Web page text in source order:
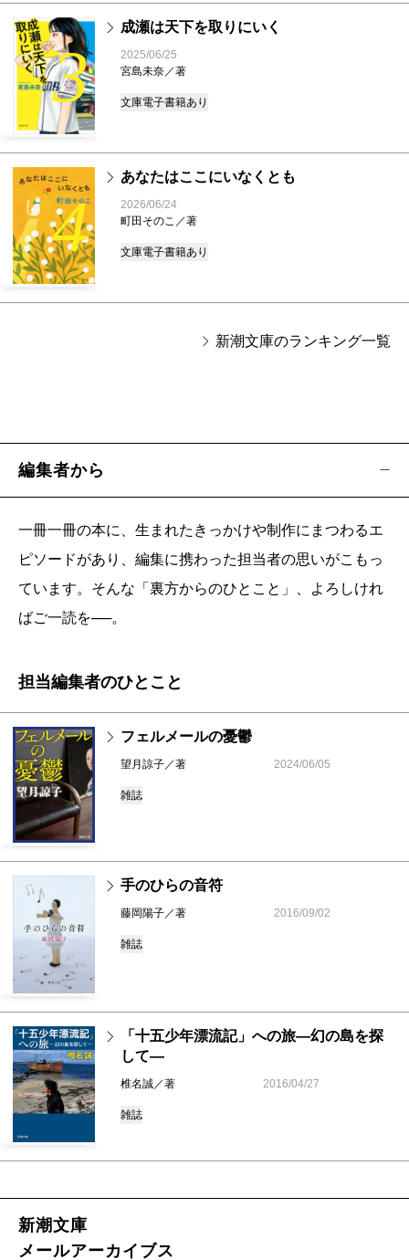
3
成瀬は天下を取りにいく
2025/06/25
宮島未奈／著
文庫電子書籍あり
4
あなたはここにいなくとも
2026/06/24
町田そのこ／著
文庫電子書籍あり
新潮文庫のランキング一覧
編集者から
一冊一冊の本に、生まれたきっかけや制作にまつわるエ
ピソードがあり、編集に携わった担当者の思いがこもっ
ています。そんな「裏方からのひとこと」、よろしけれ
ばご一読を──。
担当編集者のひとこと
フェルメールの憂鬱
望月諒子／著 2024/06/05
雑誌
手のひらの音符
藤岡陽子／著 2016/09/02
雑誌
「十五少年漂流記」への旅―幻の島を探
して―
椎名誠／著 2016/04/27
雑誌
新潮文庫
メールアーカイブス